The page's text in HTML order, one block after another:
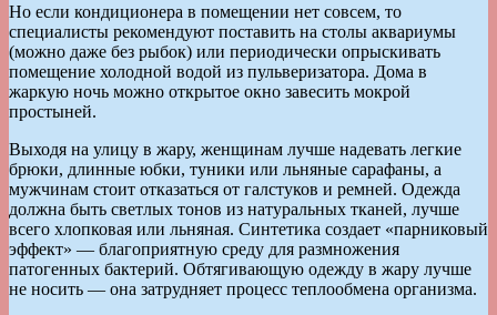
Но если кондиционера в помещении нет совсем, то
специалисты рекомендуют поставить на столы аквариумы
(можно даже без рыбок) или периодически опрыскивать
помещение холодной водой из пульверизатора. Дома в
жаркую ночь можно открытое окно завесить мокрой
простыней.
Выходя на улицу в жару, женщинам лучше надевать легкие
брюки, длинные юбки, туники или льняные сарафаны, а
мужчинам стоит отказаться от галстуков и ремней. Одежда
должна быть светлых тонов из натуральных тканей, лучше
всего хлопковая или льняная. Синтетика создает «парниковый
эффект» — благоприятную среду для размножения
патогенных бактерий. Обтягивающую одежду в жару лучше
не носить — она затрудняет процесс теплообмена организма.